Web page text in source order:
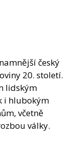
český
20. století.
lidským
i hlubokým
včetně
války.